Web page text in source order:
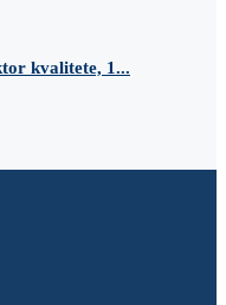
kvalitete, 1...